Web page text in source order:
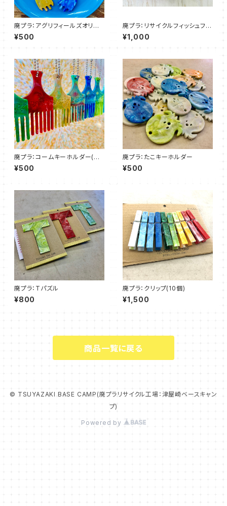
廃プラ：アグリフィールズオリジ
ナルSpork
¥500
廃プラ：リサイクルフィッシュフッ
クネックレス
¥1,000
廃プラ：コームキーホルダー(夜
露死苦)
¥500
廃プラ：たこキーホルダー
¥500
廃プラ：Tパズル
¥800
廃プラ：クリップ(10個)
¥1,500
商品一覧に戻る
© TSUYAZAKI BASE CAMP(廃プラリサイクル工場：津屋崎ベースキャン
プ)
Powered by